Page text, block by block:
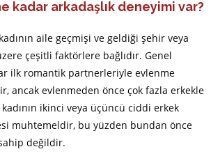
kadar arkadaşlık deneyimi var?
aile geçmişi ve geldiği şehir veya
çeşitli faktörlere bağlıdır. Genel
ilk romantik partnerleriyle evlenme
ancak evlenmeden önce çok fazla erkekle
kadının ikinci veya üçüncü ciddi erkek
muhtemeldir, bu yüzden bundan önce
değildir.